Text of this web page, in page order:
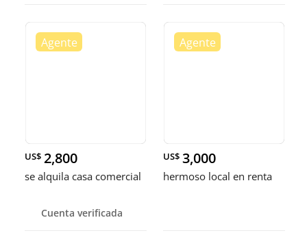
US$ 2,800
se alquila casa comercial
Cuenta verificada
US$ 3,000
hermoso local en renta